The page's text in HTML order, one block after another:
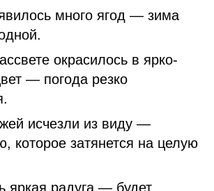
много ягод — зима
окрасилось в ярко-
— погода резко
исчезли из виду —
которое затянется на целую
яркая радуга — будет